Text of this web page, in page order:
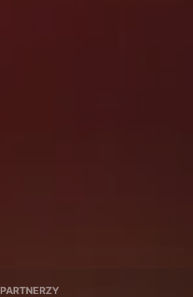
PARTNERZY